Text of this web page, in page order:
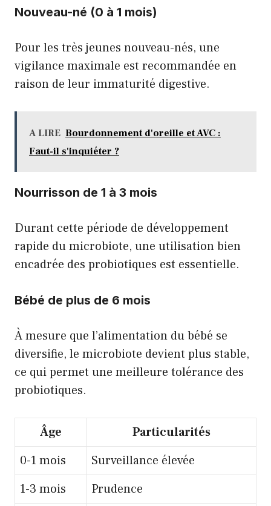
Nouveau-né (0 à 1 mois)
Pour les très jeunes nouveau-nés, une
vigilance maximale est recommandée en
raison de leur immaturité digestive.
A LIRE Bourdonnement d'oreille et AVC :
Faut-il s'inquiéter ?
Nourrisson de 1 à 3 mois
Durant cette période de développement
rapide du microbiote, une utilisation bien
encadrée des probiotiques est essentielle.
Bébé de plus de 6 mois
À mesure que l’alimentation du bébé se
diversifie, le microbiote devient plus stable,
ce qui permet une meilleure tolérance des
probiotiques.
Âge
Particularités
0-1 mois
Surveillance élevée
1-3 mois
Prudence